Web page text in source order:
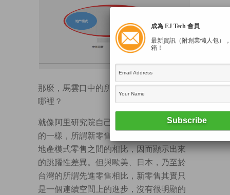
那麼，馬雲口中的所謂新零售，到底新在
哪裡？
就像阿里研究院自己最後這張投影片指出
的一樣，所謂新零售，主要是跟中國現下
地產模式零售之間的相比，因而顯示出來
的跳躍性差異。但與歐美、日本，乃至於
台灣的所謂先進零售相比，新零售其實只
是一個連續空間上的進步，沒有很明顯的
成為 EJ Tech 會員
最新資訊（附創業懶人包）
箱！